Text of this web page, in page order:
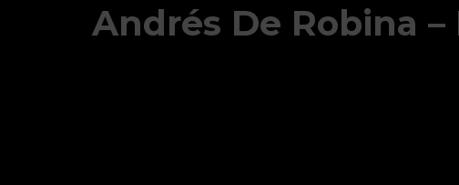
Andrés De Robina